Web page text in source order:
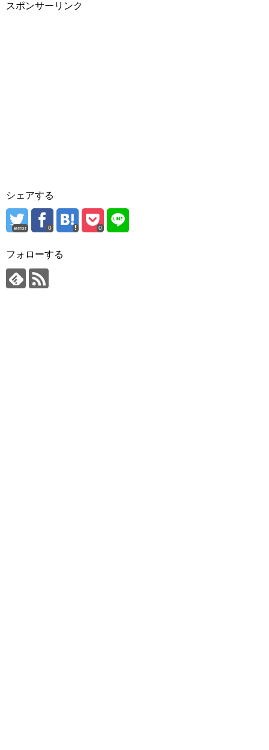
スポンサーリンク
シェアする
error 0 0
フォローする